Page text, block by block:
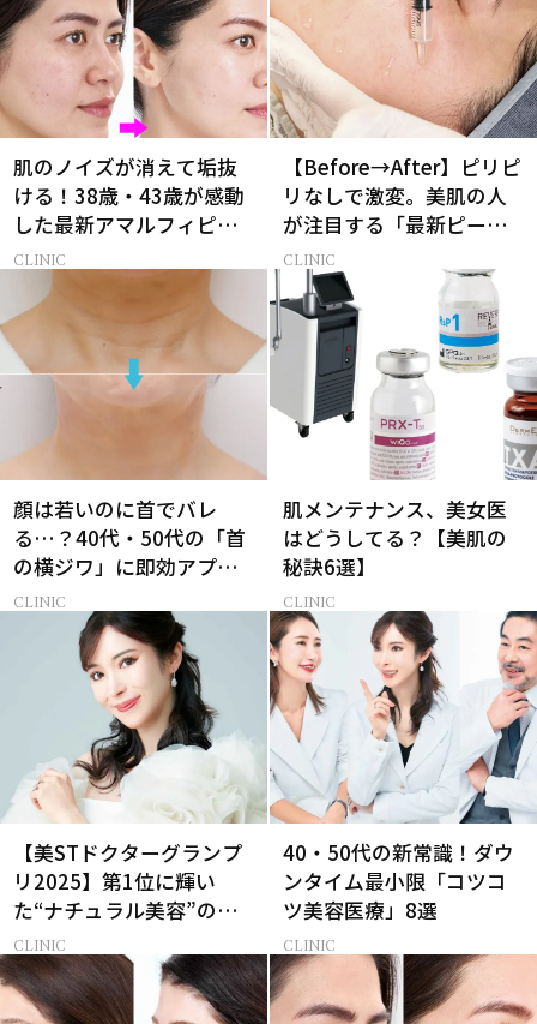
肌のノイズが消えて垢抜
ける！38歳・43歳が感動
した最新アマルフィピー
ル【美容医療】
CLINIC
【Before→After】ピリピ
リなしで激変。美肌の人
が注目する「最新ピーリ
ング」で43歳が驚きの透
明感
CLINIC
顔は若いのに首でバレ
る…？40代・50代の「首
の横ジワ」に即効アプロ
ーチする最新美容医療と
CLINIC
肌メンテナンス、美女医
はどうしてる？【美肌の
秘訣6選】
CLINIC
【美STドクターグランプ
リ2025】第1位に輝い
た“ナチュラル美容”の名
医とは？
CLINIC
40・50代の新常識！ダウ
ンタイム最小限「コツコ
ツ美容医療」8選
CLINIC